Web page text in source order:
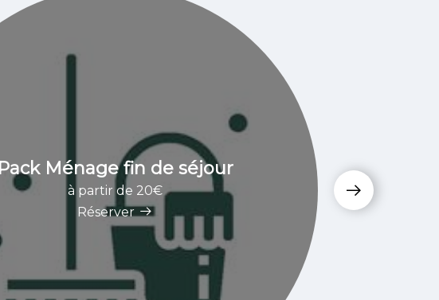
Pack Ménage fin de séjour
à partir de 20€
Réserver